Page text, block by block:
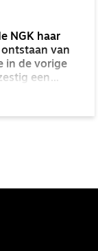
NGK haar
van
in de vorige
een
beleed ook